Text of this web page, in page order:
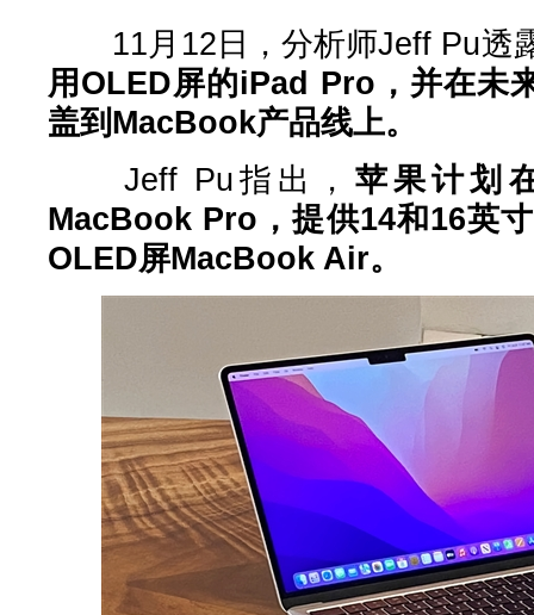
11月12日，分析师Jeff Pu透
用OLED屏的iPad Pro，并在未
盖到MacBook产品线上。
Jeff Pu指出， 苹果计划
MacBook Pro，提供14和16英
OLED屏MacBook Air。